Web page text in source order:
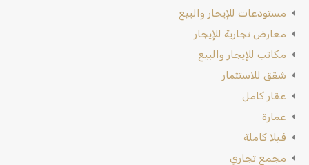
مستودعات للإيجار والبيع
معارض تجارية للإيجار
مكاتب للإيجار والبيع
شقق للاستثمار
عقار كامل
عمارة
فيلا كاملة
مجمع تجاري